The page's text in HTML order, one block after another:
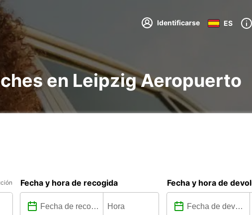
Identificarse ES
en Leipzig Aeropuerto
Fecha y hora de recogida Fecha y hora de